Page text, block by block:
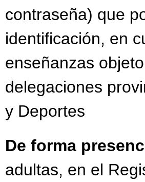
contraseña) que
identificación, en
enseñanzas
delegaciones
y Deportes
De forma
adultas, en el